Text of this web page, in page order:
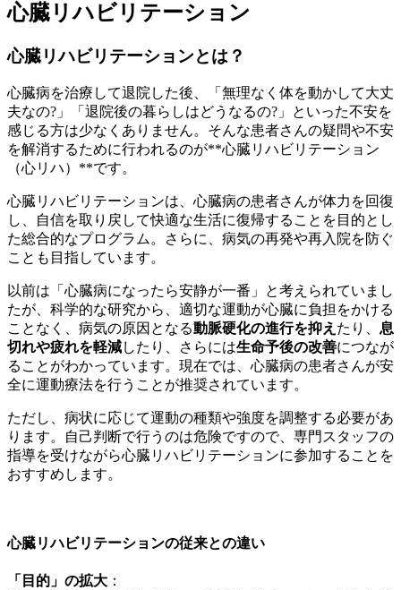
心臓リハビリテーション
心臓リハビリテーションとは？
心臓病を治療して退院した後、「無理なく体を動かして大丈
夫なの?」「退院後の暮らしはどうなるの?」といった不安を
感じる方は少なくありません。そんな患者さんの疑問や不安
を解消するために行われるのが**心臓リハビリテーション
（心リハ）**です。
心臓リハビリテーションは、 心臓病の患者さんが体力を回復
し、自信を取り戻して快適な生活に復帰することを目的とし
た総合的なプログラム。さらに、 病気の再発や再入院を防ぐ
ことも目指しています。
以前は「心臓病になったら安静が一番」と考えられていまし
たが、科学的な研究から、適切な運動が心臓に負担をかける
ことなく、病気の原因となる動脈硬化の進行を抑え たり、 息
切れや疲れを軽減したり、さらには生命予後の改善につなが
ることがわかっています。現在では、心臓病の患者さんが安
全に運動療法を行うことが推奨されています。
ただし、病状に応じて運動の種類や強度を調整する必要があ
ります。自己判断で行うのは危険ですので、専門スタッフの
指導を受けながら心臓リハビリテーションに参加することを
おすすめします。
心臓リハビリテーションの従来との違い
「目的」の拡大 ：